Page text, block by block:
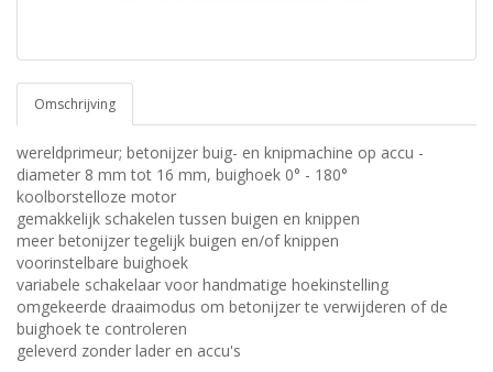
Omschrijving
wereldprimeur; betonijzer buig- en knipmachine op accu -
diameter 8 mm tot 16 mm, buighoek 0° - 180°
koolborstelloze motor
gemakkelijk schakelen tussen buigen en knippen
meer betonijzer tegelijk buigen en/of knippen
voorinstelbare buighoek
variabele schakelaar voor handmatige hoekinstelling
omgekeerde draaimodus om betonijzer te verwijderen of de
buighoek te controleren
geleverd zonder lader en accu's